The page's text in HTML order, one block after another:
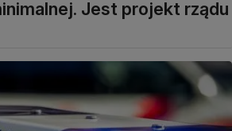
Jest projekt rządu